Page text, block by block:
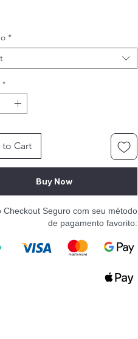
*
*
Cart
Buy Now
Checkout Seguro com seu método
de pagamento favorito: